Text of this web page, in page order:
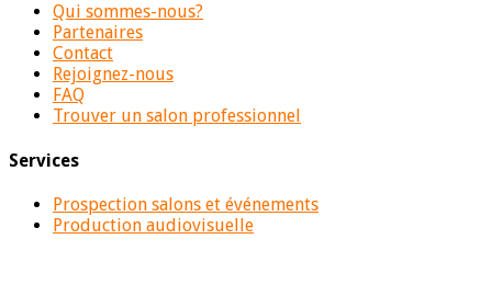
Qui sommes-nous?
Partenaires
Contact
Rejoignez-nous
FAQ
Trouver un salon professionnel
Services
Prospection salons et événements
Production audiovisuelle